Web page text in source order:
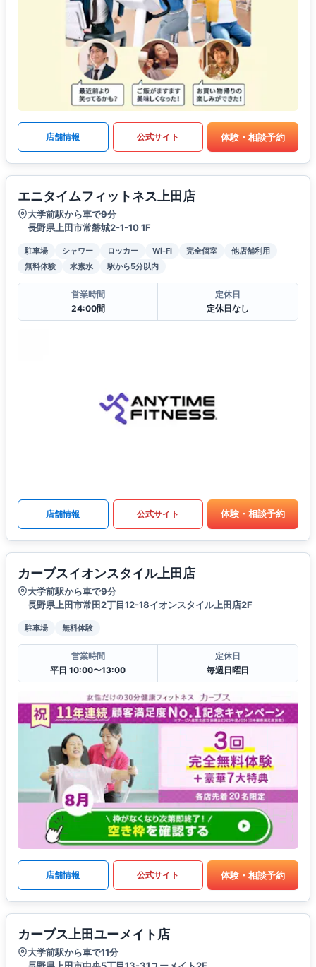
店舗情報 公式サイト 体験・相談予約
エニタイムフィットネス上田店
大学前駅から車で9分
長野県上田市常磐城2-1-10 1F
駐車場 シャワー ロッカー Wi-Fi 完全個室
他店舗利用
無料体験
水素水 駅から5分以内
営業時間
24:00間
定休日
定休日なし
店舗情報 公式サイト 体験・相談予約
カーブスイオンスタイル上田店
大学前駅から車で9分
長野県上田市常田2丁目12-18イオンスタイル上田店2F
駐車場 無料体験
営業時間
平日 10:00〜13:00
定休日
毎週日曜日
店舗情報 公式サイト 体験・相談予約
カーブス上田ユーメイト店
大学前駅から車で11分